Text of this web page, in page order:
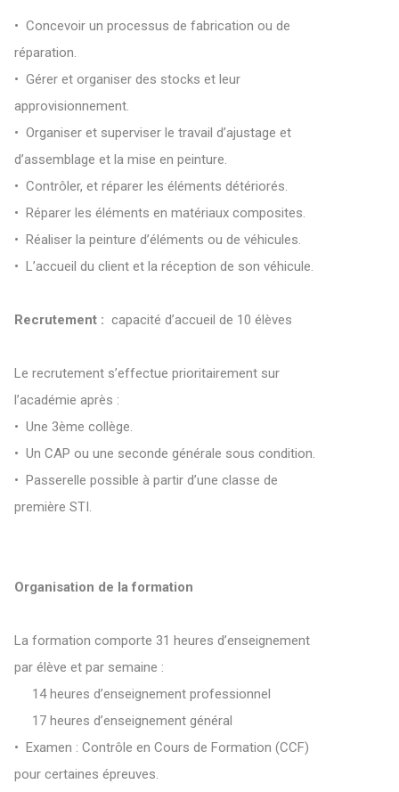
• Concevoir un processus de fabrication ou de
réparation.
• Gérer et organiser des stocks et leur
approvisionnement.
• Organiser et superviser le travail d’ajustage et
d’assemblage et la mise en peinture.
• Contrôler, et réparer les éléments détériorés.
• Réparer les éléments en matériaux composites.
• Réaliser la peinture d’éléments ou de véhicules.
• L’accueil du client et la réception de son véhicule.
Recrutement : capacité d’accueil de 10 élèves
Le recrutement s’effectue prioritairement sur
l’académie après :
• Une 3ème collège.
• Un CAP ou une seconde générale sous condition.
• Passerelle possible à partir d’une classe de
première STI.
Organisation de la formation
La formation comporte 31 heures d’enseignement
par élève et par semaine :
14 heures d’enseignement professionnel
17 heures d’enseignement général
• Examen : Contrôle en Cours de Formation (CCF)
pour certaines épreuves.